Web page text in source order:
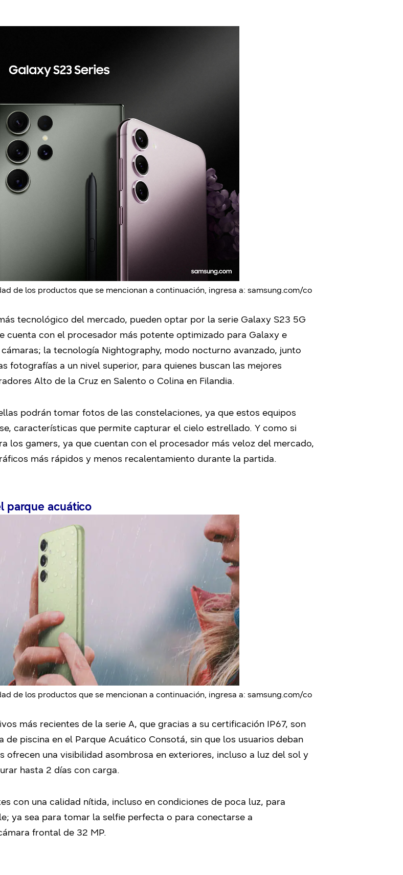
de los productos que se mencionan a continuación, ingresa a: samsung.com/co
tecnológico del mercado, pueden optar por la serie Galaxy S23 5G
cuenta con el procesador más potente optimizado para Galaxy e
la tecnología Nightography, modo nocturno avanzado, junto
fotografías a un nivel superior, para quienes buscan las mejores
Alto de la Cruz en Salento o Colina en Filandia.
podrán tomar fotos de las constelaciones, ya que estos equipos
características que permite capturar el cielo estrellado. Y como si
los gamers, ya que cuentan con el procesador más veloz del mercado,
más rápidos y menos recalentamiento durante la partida.
parque acuático
de los productos que se mencionan a continuación, ingresa a: samsung.com/co
más recientes de la serie A, que gracias a su certificación IP67, son
piscina en el Parque Acuático Consotá, sin que los usuarios deban
ofrecen una visibilidad asombrosa en exteriores, incluso a luz del sol y
hasta 2 días con carga.
con una calidad nítida, incluso en condiciones de poca luz, para
ya sea para tomar la selfie perfecta o para conectarse a
frontal de 32 MP.